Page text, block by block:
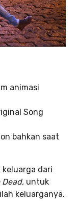
animasi
Song
bahkan saat
dari
Dead, untuk
keluarganya.